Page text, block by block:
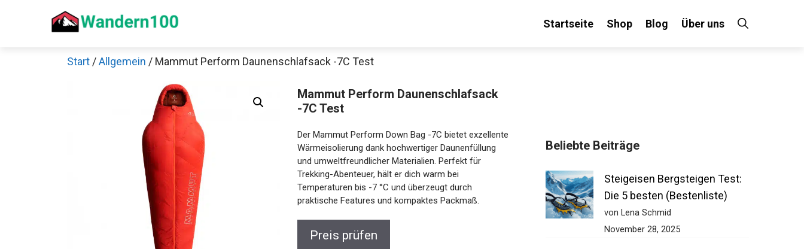
Startseite Shop Blog Über uns
Start /Allgemein / Mammut Perform Daunenschlafsack -7C Test
Mammut Perform Daunenschlafsack
-7C Test
Der Mammut Perform Down Bag -7C bietet
exzellente Wärmeisolierung dank hochwertiger
Daunenfüllung und umweltfreundlicher Materialien.
Perfekt für Trekking-Abenteuer, hält er dich warm bei
Temperaturen bis -7 °C und überzeugt durch
praktische Features und kompaktes Packmaß.
Preis prüfen
Beliebte Beiträge
Steigeisen Bergsteigen Test:
Die 5 besten (Bestenliste)
von Lena Schmid
November 28, 2025
Decathlon Sale
Schaue dir jetzt die meistverkauften Produkte im Sale bei Decathlon an!
Jetzt anschauen